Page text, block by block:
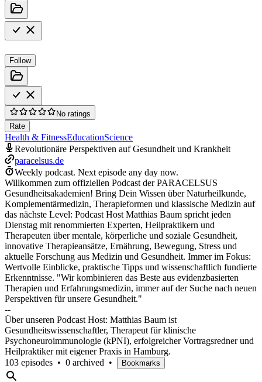
Follow
No ratings
Rate
Health & FitnessEducationScience
Revolutionäre Perspektiven auf Gesundheit und Krankheit
paracelsus.de
Weekly podcast. Next episode any day now.
Willkommen zum offiziellen Podcast der PARACELSUS
Gesundheitsakademien! Bring Dein Wissen über Naturheilkunde,
Komplementärmedizin, Therapieformen und klassische Medizin auf
das nächste Level: Podcast Host Matthias Baum spricht jeden
Dienstag mit renommierten Experten, Heilpraktikern und
Therapeuten über mentale, körperliche und soziale Gesundheit,
innovative Therapieansätze, Ernährung, Bewegung, Stress und
aktuelle Forschung aus Medizin und Gesundheit. Immer im Fokus:
Wertvolle Einblicke, praktische Tipps und wissenschaftlich fundierte
Erkenntnisse. "Wir kombinieren das Beste aus evidenzbasierten
Therapien und Erfahrungsmedizin, immer auf der Suche nach neuen
Perspektiven für unsere Gesundheit."
--
Über unseren Podcast Host: Matthias Baum ist
Gesundheitswissenschaftler, Therapeut für klinische
Psychoneuroimmunologie (kPNI), erfolgreicher Vortragsredner und
Heilpraktiker mit eigener Praxis in Hamburg.
103 episodes • 0 archived • Bookmarks